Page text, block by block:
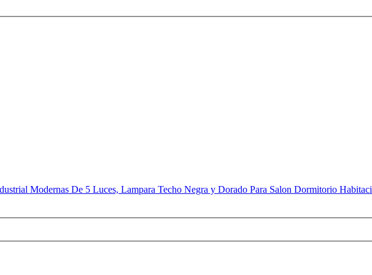
Modernas De 5 Luces, Lampara Techo Negra y Dorado Para Salon Dormitorio